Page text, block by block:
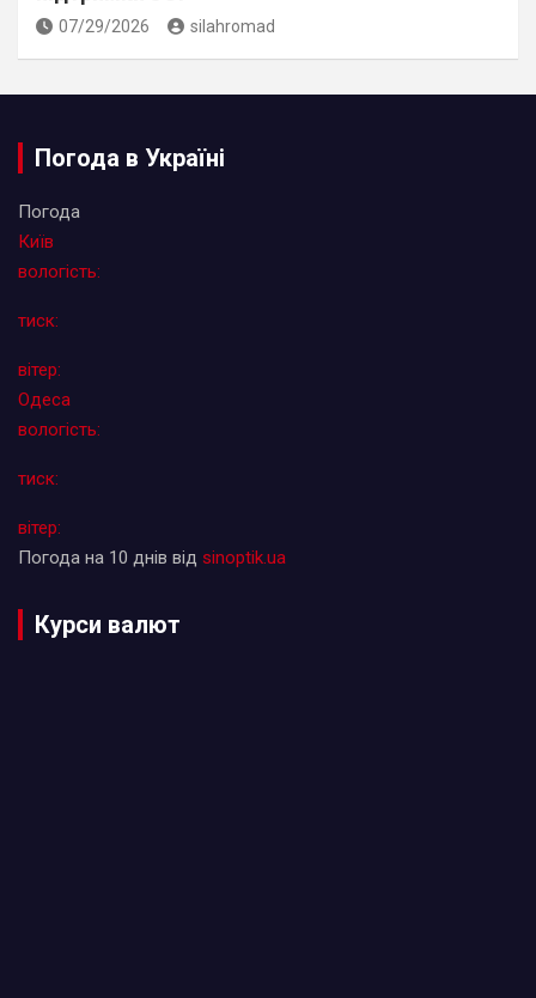
07/29/2026 silahromad
Погода в Україні
Погода
Київ
вологість:
тиск:
вітер:
Одеса
вологість:
тиск:
вітер:
Погода на 10 днів від sinoptik.ua
Курси валют